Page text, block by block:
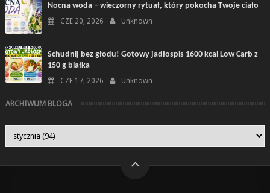
Nocna woda – wieczorny rytuał, który pokocha Twoje ciało
CZE 20, 2026 Unknown
Schudnij bez głodu! Gotowy jadłospis 1600 kcal Low Carb z
150 g białka
CZE 17, 2026 Unknown
ARCHIWUM BLOGA